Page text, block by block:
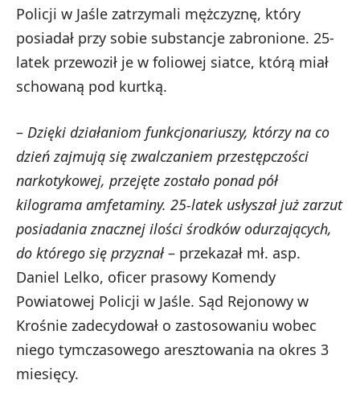
Policji w Jaśle zatrzymali mężczyznę, który
posiadał przy sobie substancje zabronione. 25-
latek przewoził je w foliowej siatce, którą miał
schowaną pod kurtką.
– Dzięki działaniom funkcjonariuszy, którzy na co
dzień zajmują się zwalczaniem przestępczości
narkotykowej, przejęte zostało ponad pół
kilograma amfetaminy. 25-latek usłyszał już zarzut
posiadania znacznej ilości środków odurzających,
do którego się przyznał – przekazał mł. asp.
Daniel Lelko, oficer prasowy Komendy
Powiatowej Policji w Jaśle. Sąd Rejonowy w
Krośnie zadecydował o zastosowaniu wobec
niego tymczasowego aresztowania na okres 3
miesięcy.